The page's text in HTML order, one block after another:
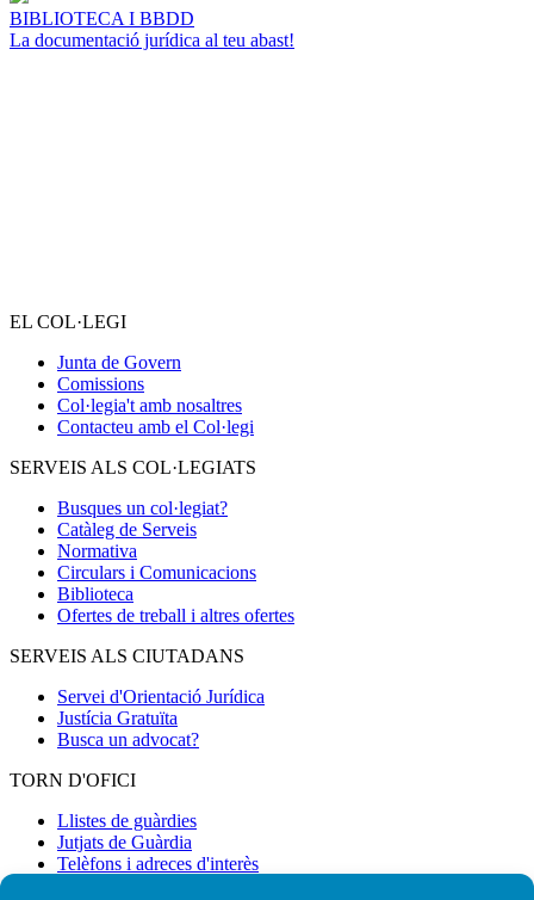
BIBLIOTECA I BBDD
La documentació jurídica al teu abast!
EL COL·LEGI
Junta de Govern
Comissions
Col·legia't amb nosaltres
Contacteu amb el Col·legi
SERVEIS ALS COL·LEGIATS
Busques un col·legiat?
Catàleg de Serveis
Normativa
Circulars i Comunicacions
Biblioteca
Ofertes de treball i altres ofertes
SERVEIS ALS CIUTADANS
Servei d'Orientació Jurídica
Justícia Gratuïta
Busca un advocat?
TORN D'OFICI
Llistes de guàrdies
Jutjats de Guàrdia
Telèfons i adreces d'interès